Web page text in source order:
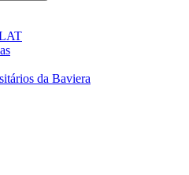
da Baviera